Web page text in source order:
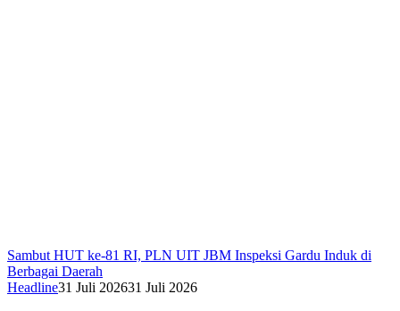
Sambut HUT ke-81 RI, PLN UIT JBM Inspeksi Gardu Induk di
Berbagai Daerah
Headline31 Juli 202631 Juli 2026